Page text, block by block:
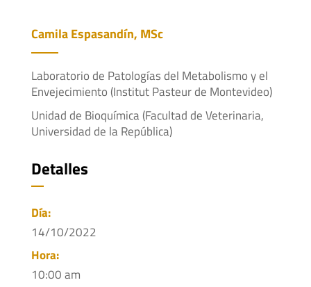
Camila Espasandín, MSc
Laboratorio de Patologías del Metabolismo y el
Envejecimiento (Institut Pasteur de Montevideo)
Unidad de Bioquímica (Facultad de Veterinaria,
Universidad de la República)
Detalles
Día:
14/10/2022
Hora:
10:00 am